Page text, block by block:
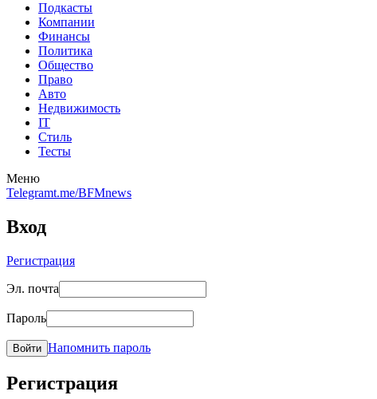
Подкасты
Компании
Финансы
Политика
Общество
Право
Авто
Недвижимость
IT
Стиль
Тесты
Меню
Telegramt.me/BFMnews
Вход
Регистрация
Эл. почта
Пароль
Войти Напомнить пароль
Регистрация